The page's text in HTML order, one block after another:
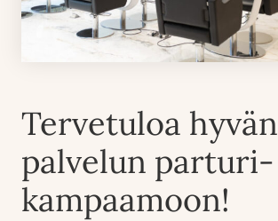
Tervetuloa hyvän
palvelun parturi-
kampaamoon!